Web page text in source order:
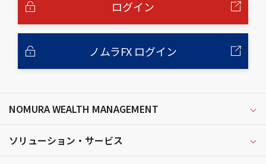
ログイン
ノムラFX ログイン
NOMURA WEALTH MANAGEMENT
ソリューション・サービス